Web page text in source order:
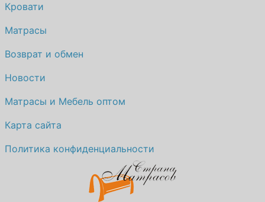
Кровати
Матрасы
Возврат и обмен
Новости
Матрасы и Мебель оптом
Карта сайта
Политика конфиденциальности